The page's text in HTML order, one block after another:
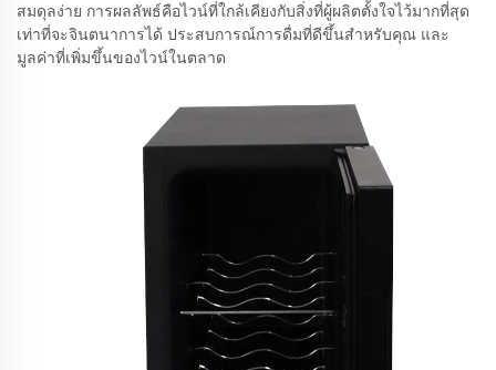
สมดุลง่าย การผลลัพธ์คือไวน์ที่ใกล้เคียงกับสิ่งที่ผู้ผลิตตั้งใจไว้มากที่สุด
เท่าที่จะจินตนาการได้ ประสบการณ์การดื่มที่ดีขึ้นสำหรับคุณ และ
มูลค่าที่เพิ่มขึ้นของไวน์ในตลาด